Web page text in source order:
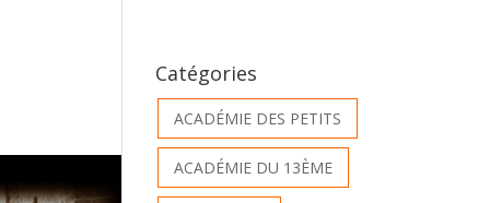
Catégories
ACADÉMIE DES PETITS
ACADÉMIE DU 13ÈME